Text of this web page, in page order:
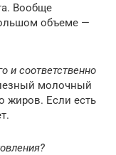
Вообще
объеме —
и соответственно
молочный
жиров. Если есть